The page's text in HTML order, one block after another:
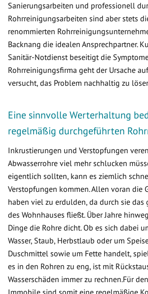
Sanierungsarbeiten und professionell
Rohrreinigungsarbeiten sind aber stets
renommierten
Backnang die idealen Ansprechpartner.
Sanitär-Notdienst beseitigt die
Rohrreinigungsfirma geht der Ursache
versucht, das Problem nachhaltig zu
Eine sinnvolle Werterhaltung
regelmäßig durchgeführten
Inkrustierungen und Verstopfungen
Abwasserrohre viel mehr schlucken
eigentlich sollten, kann es ziemlich
Verstopfungen kommen. Allen voran die
haben viel zu erdulden, da durch sie das
des Wohnhauses fließt. Über Jahre
Dinge die Rohre dicht. Ob es sich dabei
Wasser, Staub, Herbstlaub oder um
Duschmittel sowie um Fette handelt,
es in den Rohren zu eng, ist mit
Wasserschäden immer zu rechnen.Für